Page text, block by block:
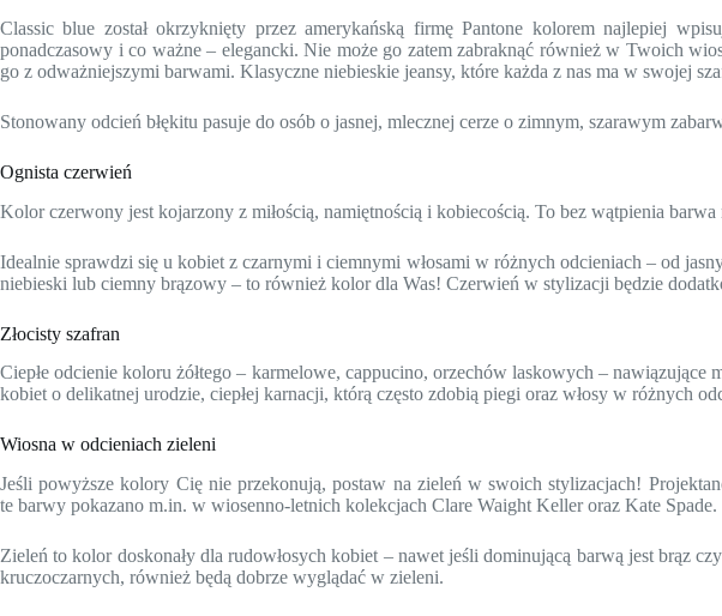
Classic blue został okrzyknięty przez amerykańską firmę Pantone kolorem najlepiej
ponadczasowy i co ważne – elegancki. Nie może go zatem zabraknąć również w Twoich
go z odważniejszymi barwami. Klasyczne niebieskie jeansy, które każda z nas ma w swojej
Stonowany odcień błękitu pasuje do osób o jasnej, mlecznej cerze o zimnym, szarawym
Ognista czerwień
Kolor czerwony jest kojarzony z miłością, namiętnością i kobiecością. To bez wątpienia
Idealnie sprawdzi się u kobiet z czarnymi i ciemnymi włosami w różnych odcieniach – od
niebieski lub ciemny brązowy – to również kolor dla Was! Czerwień w stylizacji będzie
Złocisty szafran
Ciepłe odcienie koloru żółtego – karmelowe, cappucino, orzechów laskowych –
kobiet o delikatnej urodzie, ciepłej karnacji, którą często zdobią piegi oraz włosy w różnych
Wiosna w odcieniach zieleni
Jeśli powyższe kolory Cię nie przekonują, postaw na zieleń w swoich stylizacjach!
te barwy pokazano m.in. w wiosenno-letnich kolekcjach Clare Waight Keller oraz Kate Spade.
Zieleń to kolor doskonały dla rudowłosych kobiet – nawet jeśli dominującą barwą jest brąz
kruczoczarnych, również będą dobrze wyglądać w zieleni.